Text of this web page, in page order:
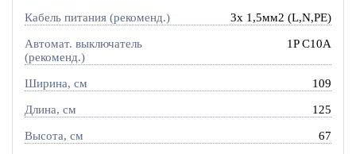
Кабель питания (рекоменд.) 3х 1,5мм2 (L,N,PE)
Автомат. выключатель
(рекоменд.)
1P C10A
Ширина, см 109
Длина, см 125
Высота, см 67